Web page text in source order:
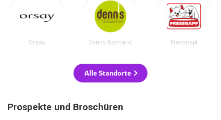
Orsay Denns Biomarkt Fressnapf
Alle Standorte
Prospekte und Broschüren